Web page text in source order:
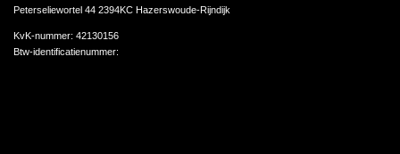
Peterseliewortel 44 2394KC Hazerswoude-Rijndijk
KvK-nummer: 42130156
Btw-identificatienummer: